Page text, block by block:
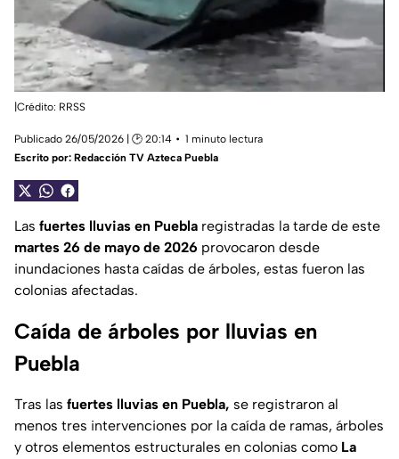
|Crédito: RRSS
Publicado 26/05/2026 | 🕑 20:14
1 minuto lectura
Escrito por: Redacción TV Azteca Puebla
Las fuertes lluvias en Puebla registradas la tarde de este
martes 26 de mayo de 2026 provocaron desde
inundaciones hasta caídas de árboles, estas fueron las
colonias afectadas.
Caída de árboles por lluvias en
Puebla
Tras las fuertes lluvias en Puebla, se registraron al
menos tres intervenciones por la caída de ramas, árboles
y otros elementos estructurales en colonias como La